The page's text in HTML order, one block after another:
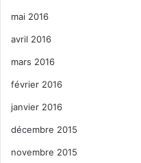
mai 2016
avril 2016
mars 2016
février 2016
janvier 2016
décembre 2015
novembre 2015